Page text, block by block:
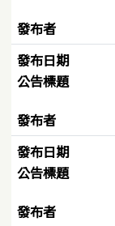
發布者
發布日期
公告標題
發布者
發布日期
公告標題
發布者